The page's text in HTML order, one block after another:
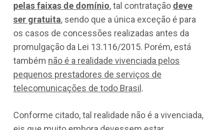
pelas faixas de domínio, tal contratação deve
ser gratuita, sendo que a única exceção é para
os casos de concessões realizadas antes da
promulgação da Lei 13.116/2015. Porém, está
também não é a realidade vivenciada pelos
pequenos prestadores de serviços de
telecomunicações de todo Brasil .
Conforme citado, tal realidade não é a vivenciada,